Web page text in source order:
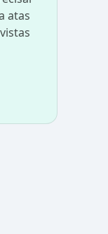
atas